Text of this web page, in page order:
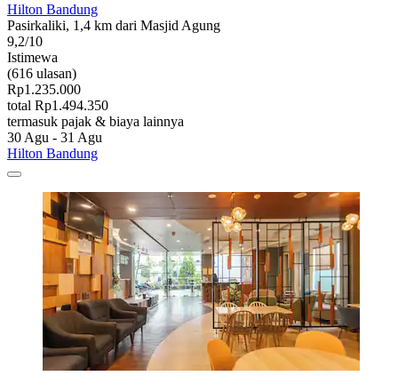
Hilton Bandung
Pasirkaliki, 1,4 km dari Masjid Agung
9,2/10
Istimewa
(616 ulasan)
Rp1.235.000
total Rp1.494.350
termasuk pajak & biaya lainnya
30 Agu - 31 Agu
Hilton Bandung